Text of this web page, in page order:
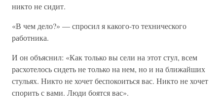
никто не сидит.
«В чем дело?» — спросил я какого-то технического
работника.
И он объяснил: «Как только вы сели на этот стул, всем
расхотелось сидеть не только на нем, но и на ближайших
стульях. Никто не хочет беспокоиться вас. Никто не хочет
спорить с вами. Люди боятся вас».